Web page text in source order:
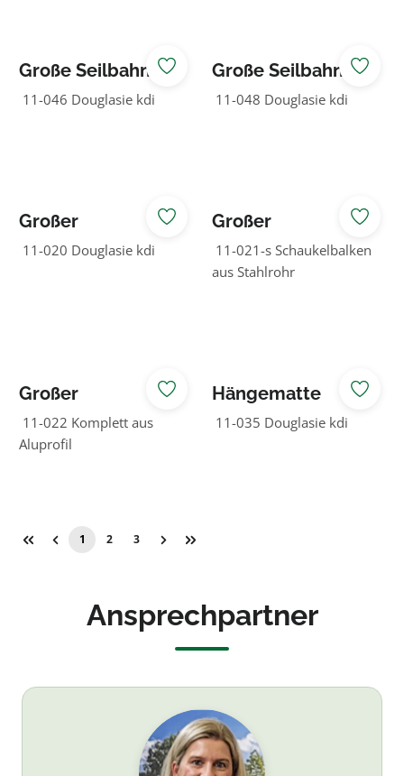
Große Seilbahn
50 m lang mit
11-046 Douglasie kdi
Große Seilbahn
50 m lang ohne
11-048 Douglasie kdi
Großer
Schaukelbock
11-020 Douglasie kdi
Großer
Schaukelbock
ohne
11-021-s Schaukelbalken
aus Stahlrohr
Großer
Schaukelbock
ohne
11-022 Komplett aus
Aluprofil
Hängematte
11-035 Douglasie kdi
Seite
1 Seite
2 Seite
3
Ansprechpartner